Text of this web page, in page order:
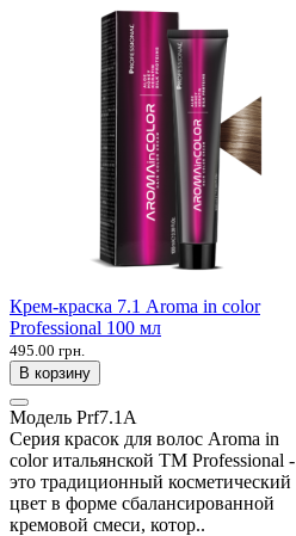
Крем-краска 7.1 Aroma in color
Professional 100 мл
495.00 грн.
В корзину
Модель Prf7.1A
Серия красок для волос Aroma in
color итальянской ТМ Professional -
это традиционный косметический
цвет в форме сбалансированной
кремовой смеси, котор..